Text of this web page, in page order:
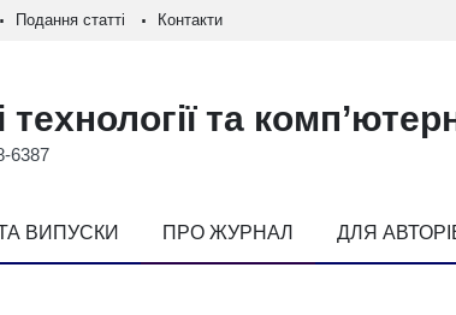
Подання статті Контакти
технології та
6387
ВИПУСКИ ПРО ЖУРНАЛ ДЛЯ